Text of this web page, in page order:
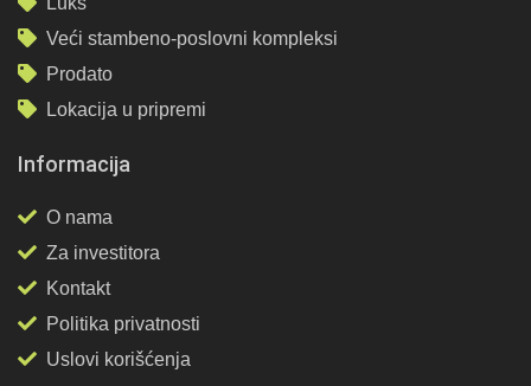
Veći stambeno-poslovni kompleksi
Prodato
Lokacija u pripremi
Informacija
O nama
Za investitora
Kontakt
Politika privatnosti
Uslovi korišćenja